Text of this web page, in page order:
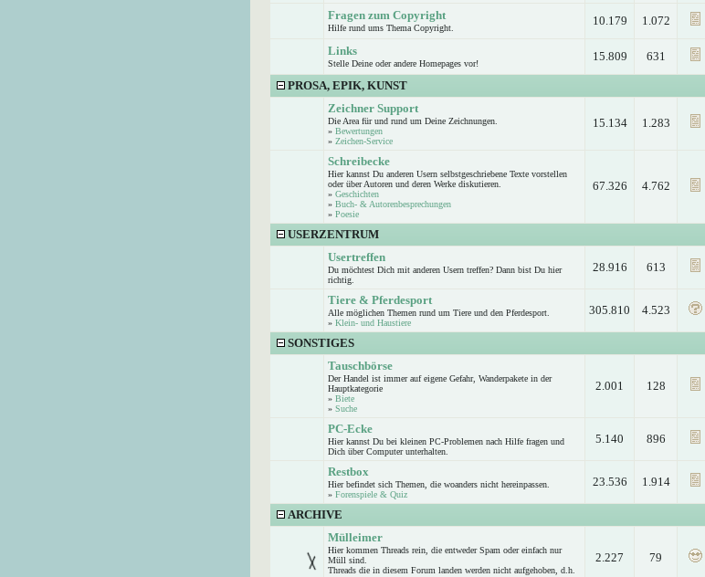
Fragen zum Copyright
Hilfe rund ums Thema Copyright.
10.179 1.072
Links
Stelle Deine oder andere Homepages vor!
15.809 631
PROSA, EPIK, KUNST
Zeichner Support
Die Area für und rund um Deine Zeichnungen.
» Bewertungen
» Zeichen-Service
15.134 1.283
Schreibecke
Hier kannst Du anderen Usern selbstgeschriebene Texte vorstellen
oder über Autoren und deren Werke diskutieren.
» Geschichten
» Buch- & Autorenbesprechungen
» Poesie
67.326 4.762
USERZENTRUM
Usertreffen
Du möchtest Dich mit anderen Usern treffen? Dann bist Du hier
richtig.
28.916 613
Tiere & Pferdesport
Alle möglichen Themen rund um Tiere und den Pferdesport.
» Klein- und Haustiere
305.810 4.523
SONSTIGES
Tauschbörse
Der Handel ist immer auf eigene Gefahr, Wanderpakete in der
Hauptkategorie
» Biete
» Suche
2.001 128
PC-Ecke
Hier kannst Du bei kleinen PC-Problemen nach Hilfe fragen und
Dich über Computer unterhalten.
5.140 896
Restbox
Hier befindet sich Themen, die woanders nicht hereinpassen.
» Forenspiele & Quiz
23.536 1.914
ARCHIVE
Mülleimer
Hier kommen Threads rein, die entweder Spam oder einfach nur
Müll sind.
Threads die in diesem Forum landen werden nicht aufgehoben, d.h.
2.227 79